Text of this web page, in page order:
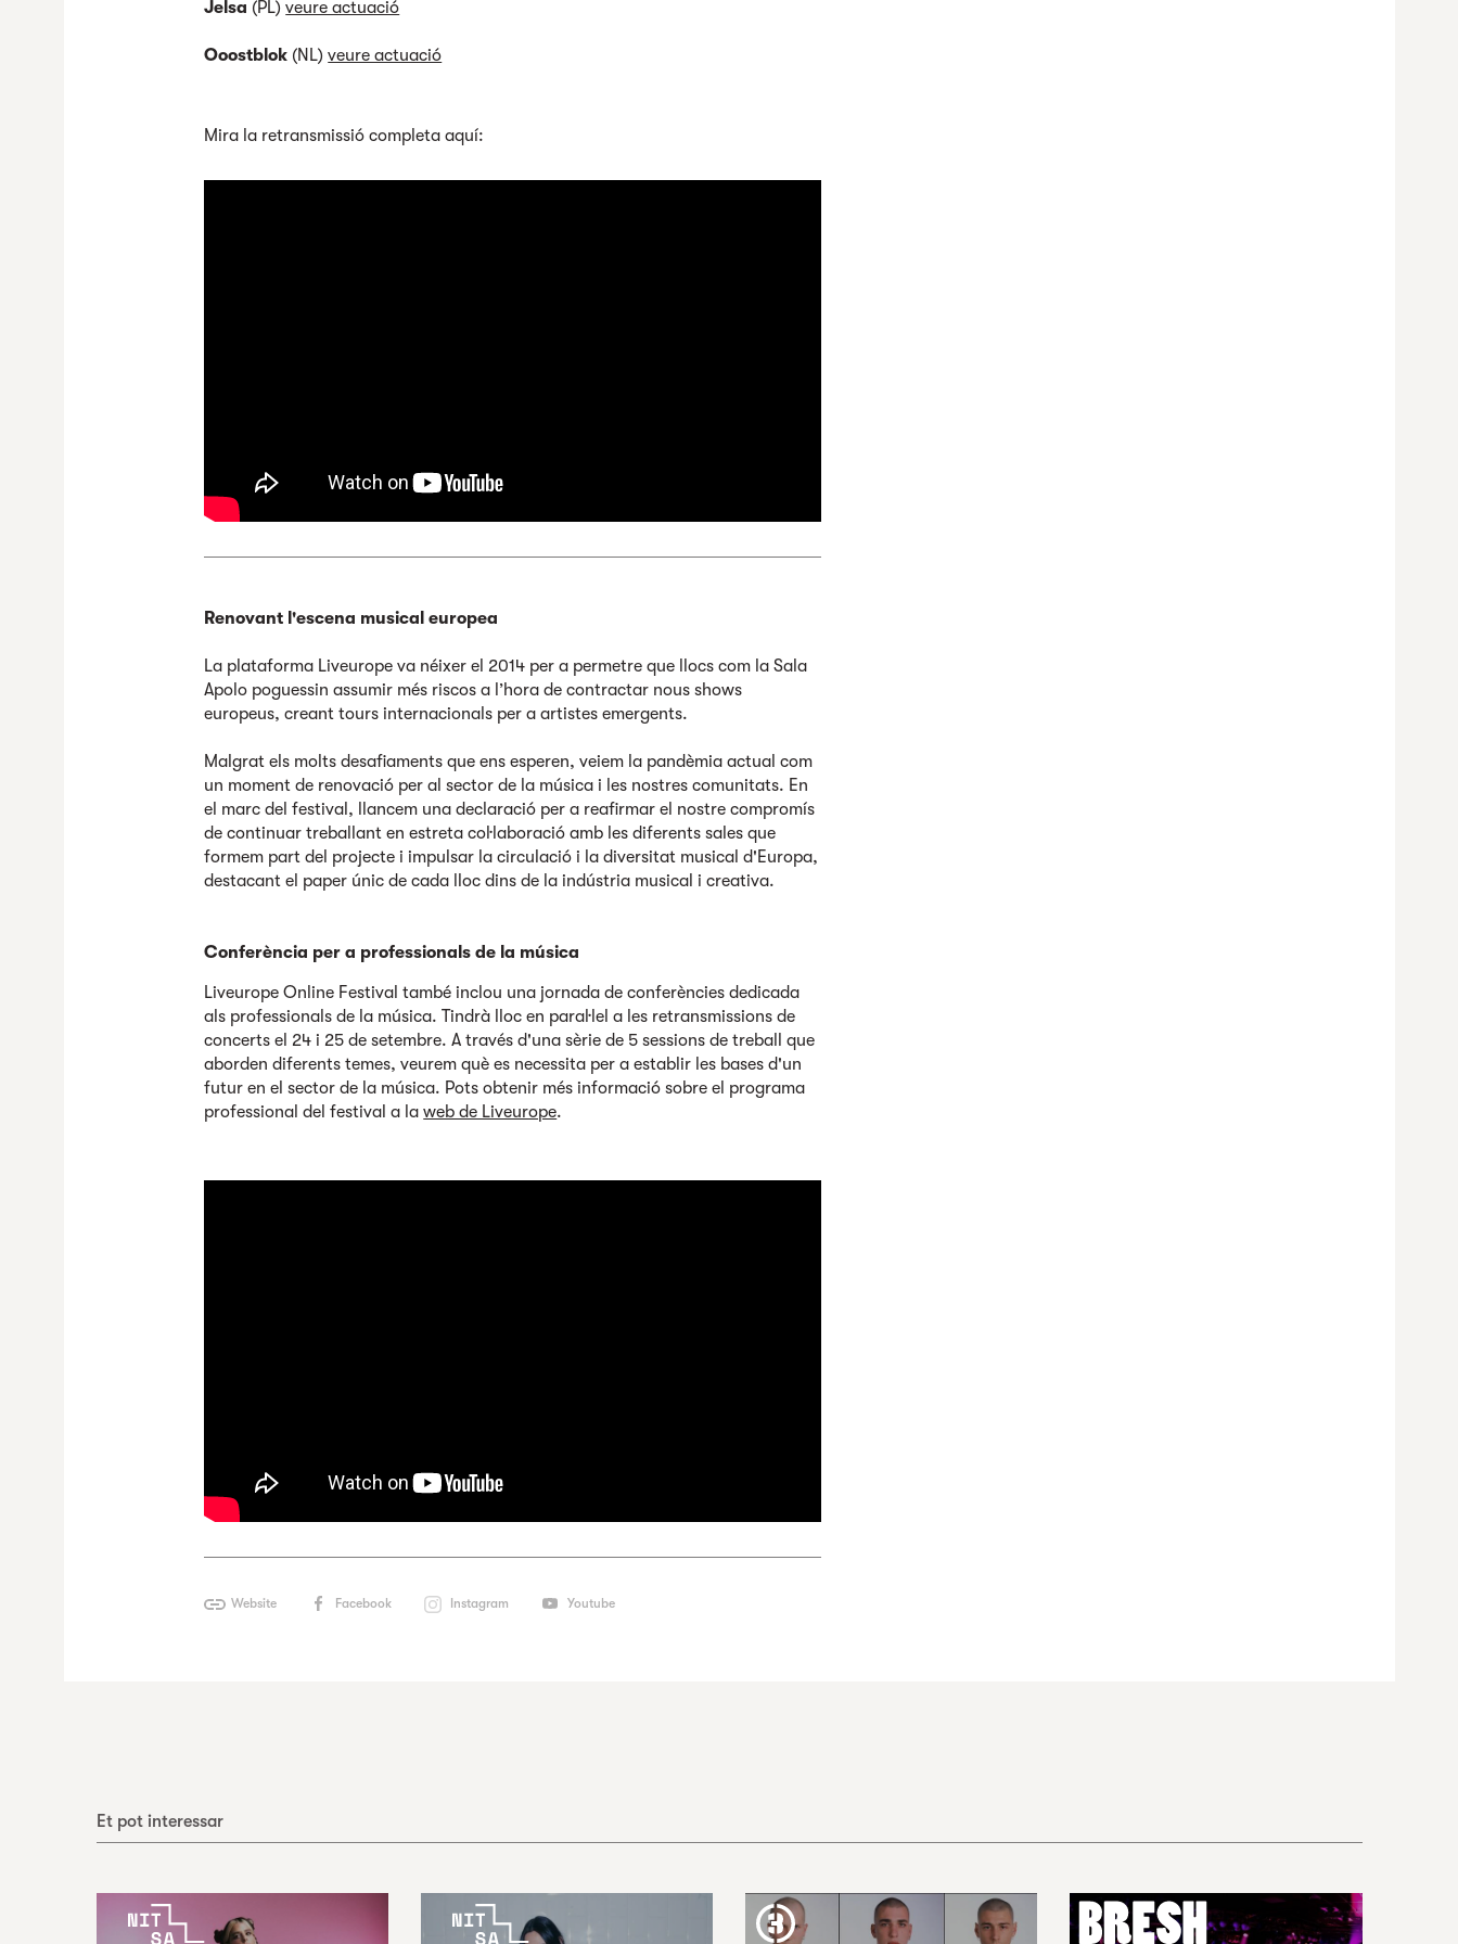
Jelsa (PL)veure actuació
Ooostblok (NL)veure actuació
Mira la retransmissió completa aquí:
Renovant l'escena musical europea
La plataforma Liveurope va néixer el 2014 per a permetre que llocs com la Sala
Apolo poguessin assumir més riscos a l’hora de contractar nous shows
europeus, creant tours internacionals per a artistes emergents.
Malgrat els molts desafiaments que ens esperen, veiem la pandèmia actual com
un moment de renovació per al sector de la música i les nostres comunitats. En
el marc del festival, llancem una declaració per a reafirmar el nostre compromís
de continuar treballant en estreta col·laboració amb les diferents sales que
formem part del projecte i impulsar la circulació i la diversitat musical d'Europa,
destacant el paper únic de cada lloc dins de la indústria musical i creativa.
Conferència per a professionals de la música
Liveurope Online Festival també inclou una jornada de conferències dedicada
als professionals de la música. Tindrà lloc en paral·lel a les retransmissions de
concerts el 24 i 25 de setembre. A través d'una sèrie de 5 sessions de treball que
aborden diferents temes, veurem què es necessita per a establir les bases d'un
futur en el sector de la música. Pots obtenir més informació sobre el programa
professional del festival a laweb de Liveurope.
Website Facebook Instagram Youtube
Et pot interessar